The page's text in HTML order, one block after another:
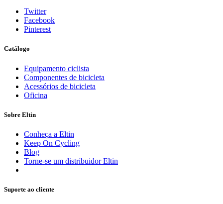
Twitter
Facebook
Pinterest
Catálogo
Equipamento ciclista
Componentes de bicicleta
Acessórios de bicicleta
Oficina
Sobre Eltin
Conheça a Eltin
Keep On Cycling
Blog
Torne-se um distribuidor Eltin
Suporte ao cliente